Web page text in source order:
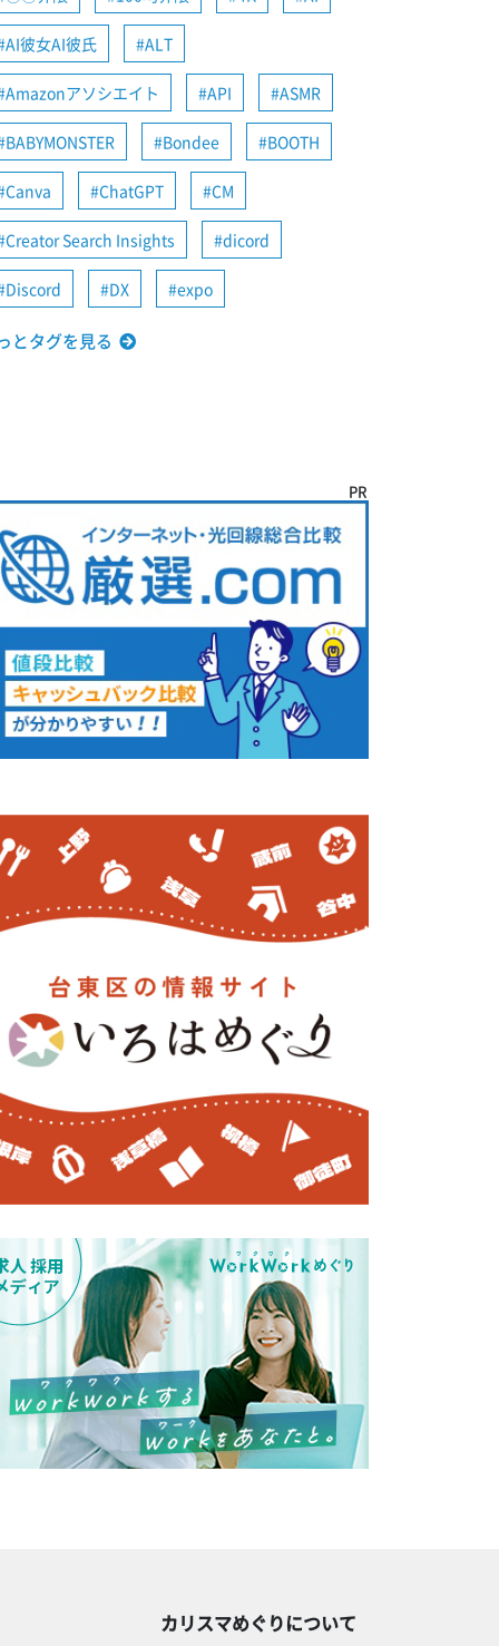
AI彼女AI彼氏 ALT
Amazonアソシエイト API ASMR
BABYMONSTER Bondee BOOTH
Canva ChatGPT CM
Creator Search Insights dicord
Discord DX expo
とタグを見る
PR
カリスマめぐりについて